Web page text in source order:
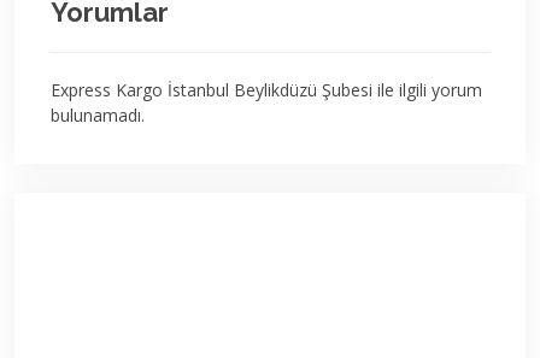
Yorumlar
Express Kargo İstanbul Beylikdüzü Şubesi ile ilgili yorum
bulunamadı.